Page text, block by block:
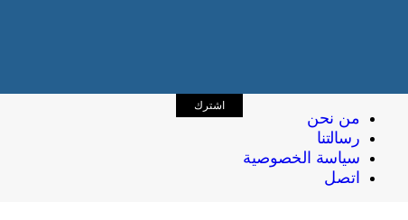
من نحن
رسالتنا
سياسة الخصوصية
اتصل
اشترك